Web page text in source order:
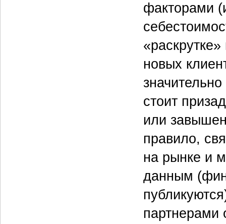
факторами
новых
стоит
или
правило,
на рынке и
данным
партнерами